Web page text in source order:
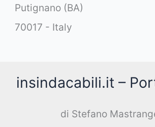
Putignano (BA)
70017 - Italy
insindacabili.it –
di Stefano